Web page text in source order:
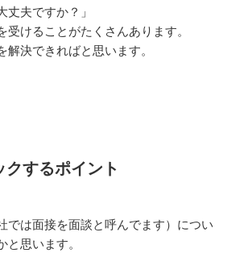
丈夫ですか？」
受けることがたくさんあります。
解決できればと思います。
するポイント
では面接を面談と呼んでます）につい
と思います。